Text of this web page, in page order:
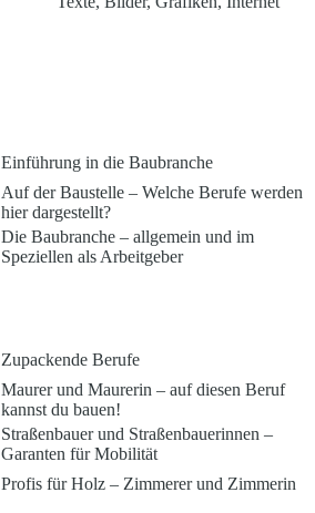
Einführung in die Baubranche
Auf der Baustelle – Welche Berufe werden
hier dargestellt?
Die Baubranche – allgemein und im
Speziellen als Arbeitgeber
Zupackende Berufe
Maurer und Maurerin – auf diesen Beruf
kannst du bauen!
Straßenbauer und Straßenbauerinnen –
Garanten für Mobilität
Profis für Holz – Zimmerer und Zimmerin